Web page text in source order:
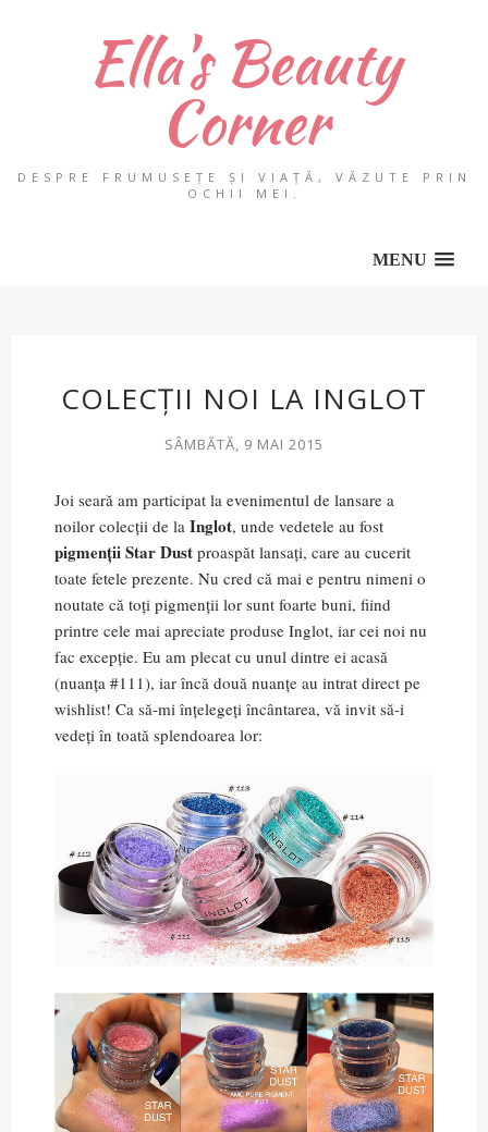
Ella's Beauty
Corner
DESPRE FRUMUSEȚE ȘI VIAȚĂ, VĂZUTE PRIN
OCHII MEI.
MENU
COLECȚII NOI LA INGLOT
SÂMBĂTĂ, 9 MAI 2015
Joi seară am participat la evenimentul de lansare a
noilor colecții de la Inglot, unde vedetele au fost
pigmenții Star Dust proaspăt lansați, care au cucerit
toate fetele prezente. Nu cred că mai e pentru nimeni o
noutate că toți pigmenții lor sunt foarte buni, fiind
printre cele mai apreciate produse Inglot, iar cei noi nu
fac excepție. Eu am plecat cu unul dintre ei acasă
(nuanța #111), iar încă două nuanțe au intrat direct pe
wishlist! Ca să-mi înțelegeți încântarea, vă invit să-i
vedeți în toată splendoarea lor: